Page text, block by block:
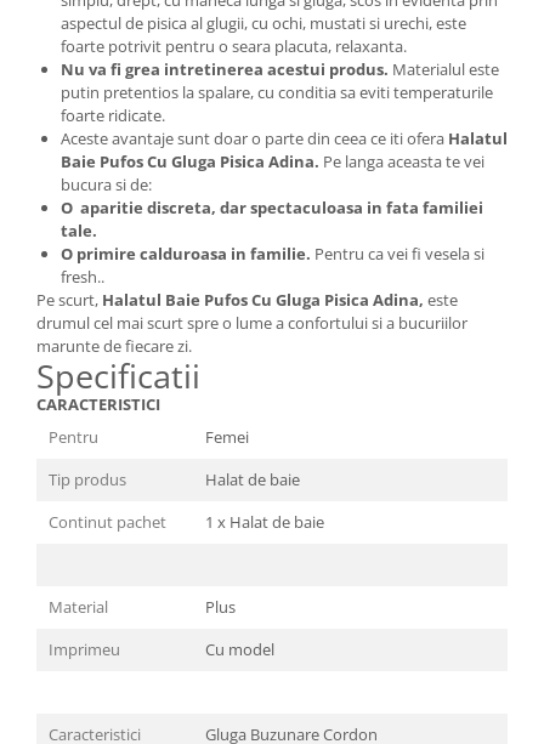
aspectul de pisica al glugii, cu ochi, mustati si urechi, este
foarte potrivit pentru o seara placuta, relaxanta.
Nu va fi grea intretinerea acestui produs. Materialul este
putin pretentios la spalare, cu conditia sa eviti temperaturile
foarte ridicate.
Aceste avantaje sunt doar o parte din ceea ce iti ofera Halatul
Baie Pufos Cu Gluga Pisica Adina. Pe langa aceasta te vei
bucura si de:
O aparitie discreta, dar spectaculoasa in fata familiei
tale.
O primire calduroasa in familie. Pentru ca vei fi vesela si
fresh..
Pe scurt, Halatul Baie Pufos Cu Gluga Pisica Adina, este
drumul cel mai scurt spre o lume a confortului si a bucuriilor
marunte de fiecare zi.
Specificatii
CARACTERISTICI
Pentru
Femei
Tip produs
Halat de baie
Continut pachet
1 x Halat de baie
Material
Plus
Imprimeu
Cu model
Caracteristici
Gluga Buzunare Cordon